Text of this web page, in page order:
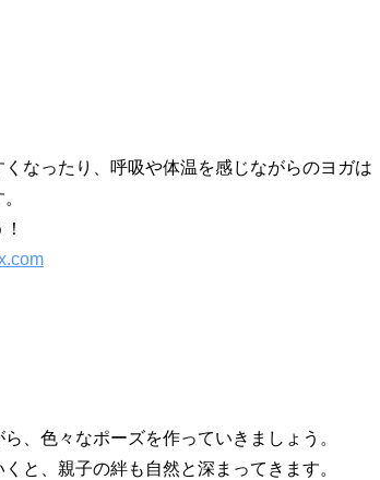
なったり、呼吸や体温を感じながらのヨガは
、色々なポーズを作っていきましょう。
と、親子の絆も自然と深まってきます。